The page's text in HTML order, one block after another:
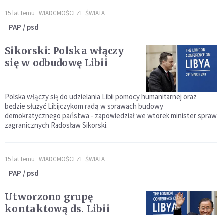
15 lat temu WIADOMOŚCI ZE ŚWIATA
PAP / psd
Sikorski: Polska włączy
się w odbudowę Libii
Polska włączy się do udzielania Libii pomocy humanitarnej oraz
będzie służyć Libijczykom radą w sprawach budowy
demokratycznego państwa - zapowiedział we wtorek minister spraw
zagranicznych Radosław Sikorski.
15 lat temu WIADOMOŚCI ZE ŚWIATA
PAP / psd
Utworzono grupę
kontaktową ds. Libii